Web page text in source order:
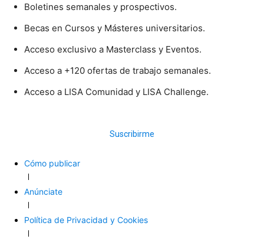
Boletines semanales y prospectivos.
Becas en Cursos y Másteres universitarios.
Acceso exclusivo a Masterclass y Eventos.
Acceso a +120 ofertas de trabajo semanales.
Acceso a LISA Comunidad y LISA Challenge.
Suscribirme
Cómo publicar
Anúnciate
Política de Privacidad y Cookies